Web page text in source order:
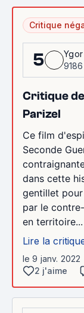
Critique
5
Critique
Parizel
Ce film
Seconde
dans cette
gentillet
par le
en territoire...
Lire la
le 9 janv. 2022
2 j'aime